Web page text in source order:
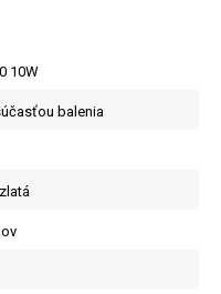
10W
balenia